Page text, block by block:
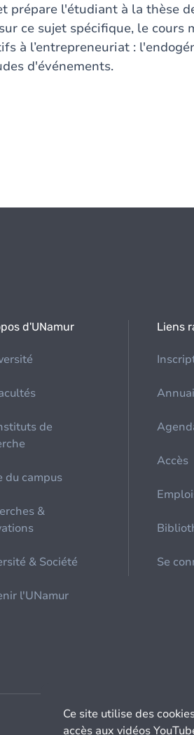
prépare l'étudiant à la thèse
ce sujet spécifique, le cours
à l’entrepreneuriat :
d'événements.
d'UNamur
de
du campus
&
& Société
l'UNamur
Liens
Accès
Se
Ce site utilise des
accès aux vidéos